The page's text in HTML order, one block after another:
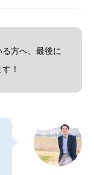
方へ、最後に
！